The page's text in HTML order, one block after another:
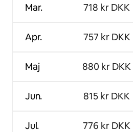
Mar.
Apr.
Maj
Jun.
Jul.
718 kr DKK
757 kr DKK
880 kr DKK
815 kr DKK
776 kr DKK